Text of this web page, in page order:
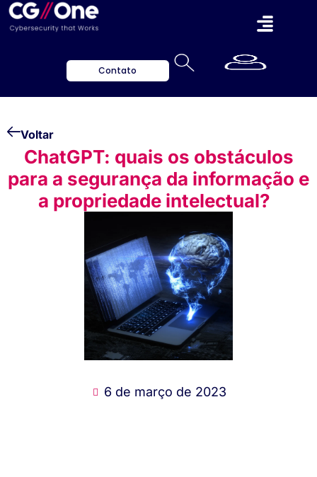
Contato
Voltar
ChatGPT: quais os obstáculos
para a segurança da informação e
a propriedade intelectual?
6 de março de 2023